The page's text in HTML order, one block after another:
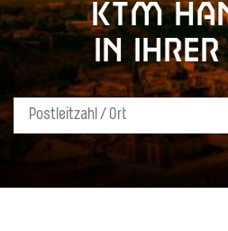
KTM
in Ihrer